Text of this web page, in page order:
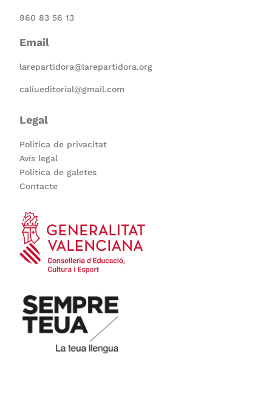
960 83 56 13
Email
larepartidora@larepartidora.org
caliueditorial@gmail.com
Legal
Política de privacitat
Avís legal
Política de galetes
Contacte